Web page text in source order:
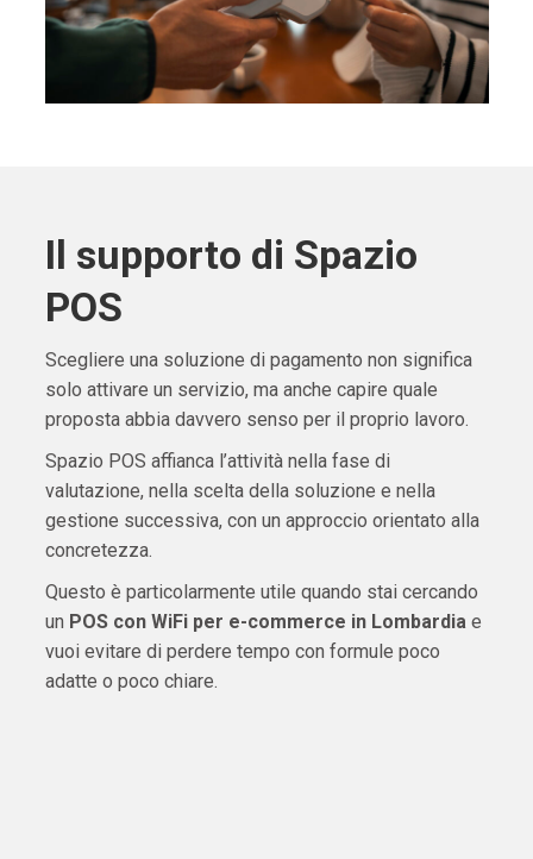
Il supporto di Spazio
POS
Scegliere una soluzione di pagamento non significa
solo attivare un servizio, ma anche capire quale
proposta abbia davvero senso per il proprio lavoro.
Spazio POS affianca l’attività nella fase di
valutazione, nella scelta della soluzione e nella
gestione successiva, con un approccio orientato alla
concretezza.
Questo è particolarmente utile quando stai cercando
un POS con WiFi per e-commerce in Lombardiae
vuoi evitare di perdere tempo con formule poco
adatte o poco chiare.